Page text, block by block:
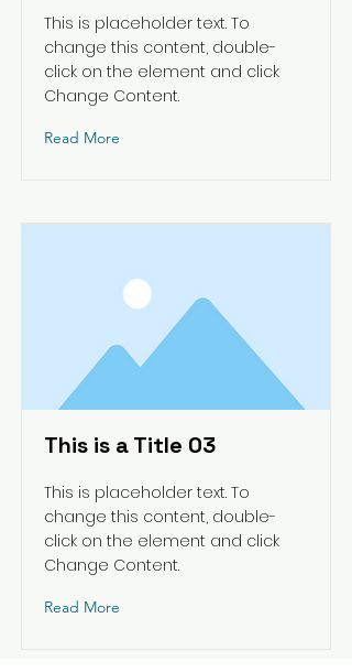
This is placeholder text. To
change this content, double-
click on the element and click
Change Content.
Read More
This is a Title 03
This is placeholder text. To
change this content, double-
click on the element and click
Change Content.
Read More